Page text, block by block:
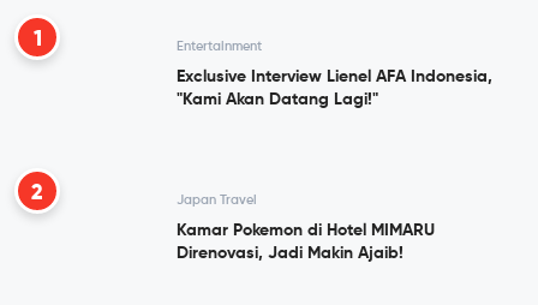
1 Entertainment
Exclusive Interview Lienel AFA Indonesia,
"Kami Akan Datang Lagi!"
2 Japan Travel
Kamar Pokemon di Hotel MIMARU
Direnovasi, Jadi Makin Ajaib!